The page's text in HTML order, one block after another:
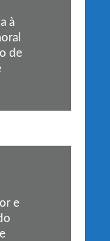
à
de
e